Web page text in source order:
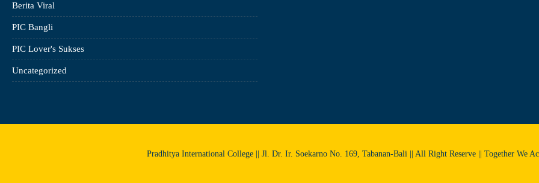
Berita Viral
PIC Bangli
PIC Lover's Sukses
Uncategorized
Pradhitya International College || Jl. Dr. Ir. Soekarno No. 169, Tabanan-Bali || All Right Reserve || Together We